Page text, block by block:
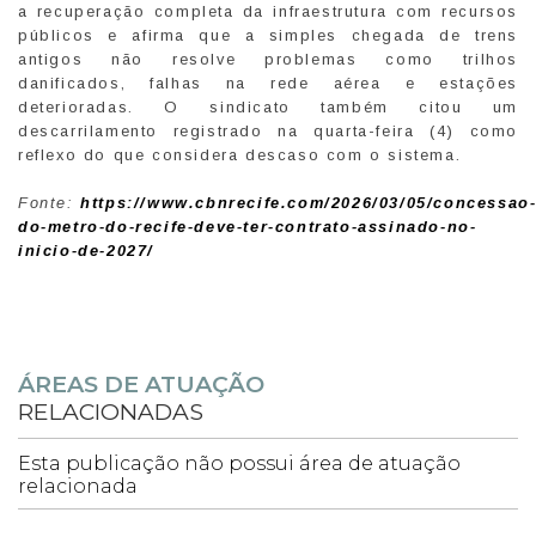
a recuperação completa da infraestrutura com recursos
públicos e afirma que a simples chegada de trens
antigos não resolve problemas como trilhos
danificados, falhas na rede aérea e estações
deterioradas. O sindicato também citou um
descarrilamento registrado na quarta-feira (4) como
reflexo do que considera descaso com o sistema.
Fonte:https://www.cbnrecife.com/2026/03/05/concessao-
do-metro-do-recife-deve-ter-contrato-assinado-no-
inicio-de-2027/
ÁREAS DE ATUAÇÃO
RELACIONADAS
Esta publicação não possui área de atuação
relacionada